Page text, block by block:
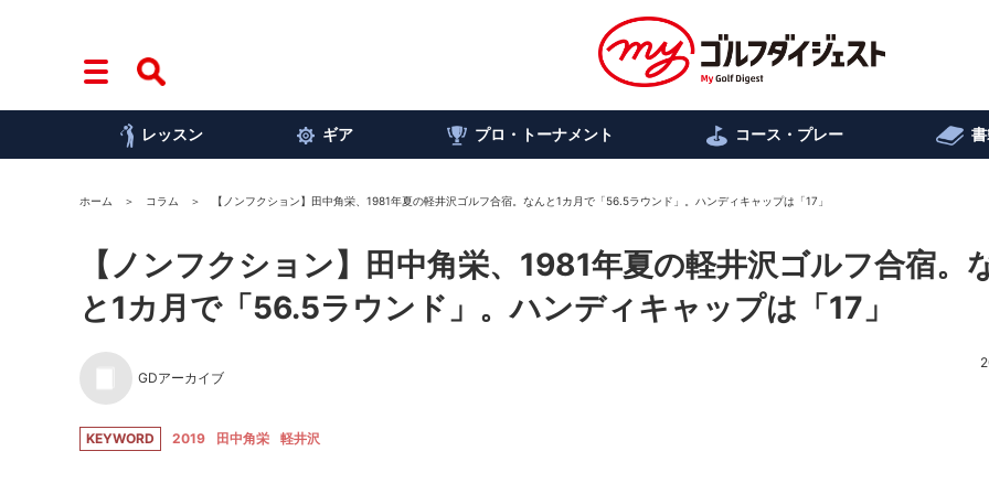
レッスン ギア プロ・トーナメント コース・プレー
ホーム コラム 【ノンフクション】田中角栄、1981年夏の軽井沢ゴルフ合宿。なんと1カ月で「56.5ラウンド」。ハンディキャップは「17」
【ノンフクション】田中角栄、1981年夏の軽井沢ゴルフ合宿。
と1カ月で「56.5ラウンド」。ハンディキャップは「17」
GDアーカイブ
KEYWORD 2019 田中角栄 軽井沢